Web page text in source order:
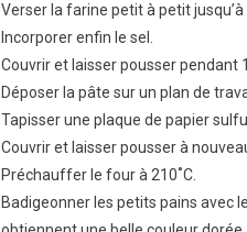
Verser la farine petit à petit
Incorporer enfin le sel.
Couvrir et laisser pousser pendant
Déposer la pâte sur un plan de
Tapisser une plaque de papier
Couvrir et laisser pousser à
Préchauffer le four à 210˚C.
Badigeonner les petits pains avec